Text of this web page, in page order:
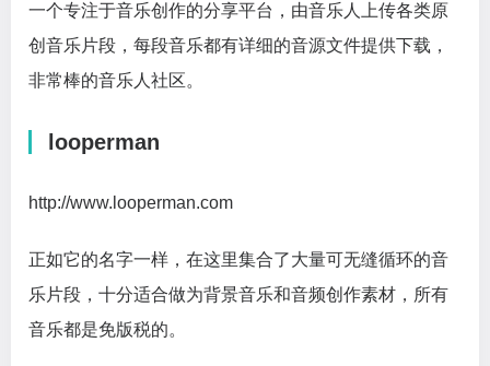
一个专注于音乐创作的分享平台，由音乐人上传各类原
创音乐片段，每段音乐都有详细的音源文件提供下载，
非常棒的音乐人社区。
looperman
http://www.looperman.com
正如它的名字一样，在这里集合了大量可无缝循环的音
乐片段，十分适合做为背景音乐和音频创作素材，所有
音乐都是免版税的。